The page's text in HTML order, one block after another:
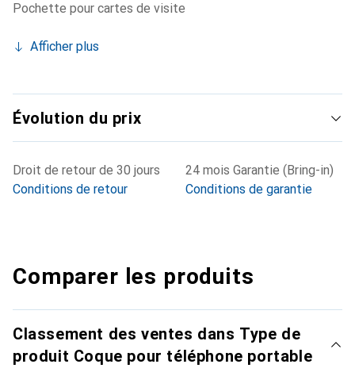
Pochette pour cartes de visite
Afficher plus
Évolution du prix
Droit de retour de 30 jours
Conditions de retour
24 mois Garantie (Bring-in)
Conditions de garantie
Comparer les produits
Classement des ventes dans Type de
produit Coque pour téléphone portable